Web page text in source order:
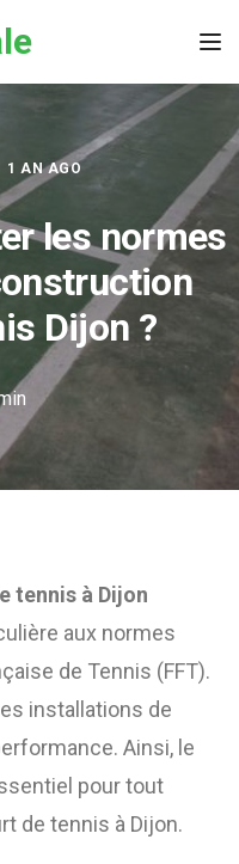
1 AN AGO
les normes
Dijon ?
tennis à Dijon
aux normes
de Tennis (FFT).
installations de
Ainsi, le
pour tout
de tennis à Dijon.